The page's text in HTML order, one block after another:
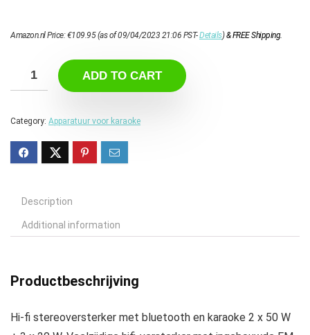
Amazon.nl Price:€109.95(as of 09/04/2023 21:06 PST-Details)&FREE Shipping.
ADD TO CART
Category: Apparatuur voor karaoke
Description
Additional information
Productbeschrijving
Hi-fi stereoversterker met bluetooth en karaoke 2 x 50 W